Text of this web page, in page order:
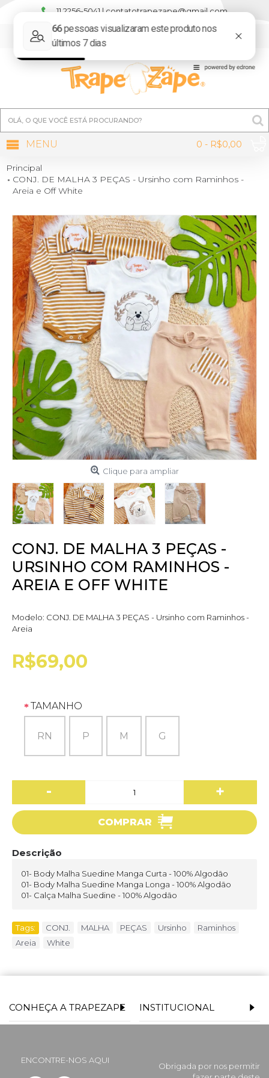
11 2256-5041 | contatotrapezape@gmail.com
0 - R$0,00
MENU
Principal
CONJ. DE MALHA 3 PEÇAS - Ursinho com Raminhos -
Areia e Off White
Clique para ampliar
CONJ. DE MALHA 3 PEÇAS -
URSINHO COM RAMINHOS -
AREIA E OFF WHITE
Modelo: CONJ. DE MALHA 3 PEÇAS - Ursinho com Raminhos -
Areia
R$69,00
TAMANHO
RN P M G
- +
COMPRAR
Descrição
01- Body Malha Suedine Manga Curta - 100% Algodão
01- Body Malha Suedine Manga Longa - 100% Algodão
01- Calça Malha Suedine - 100% Algodão
Tags: CONJ. MALHA PEÇAS Ursinho Raminhos
Areia
White
CONHEÇA A TRAPEZAPE INSTITUCIONAL
ENCONTRE-NOS AQUI
Obrigada por nos permitir